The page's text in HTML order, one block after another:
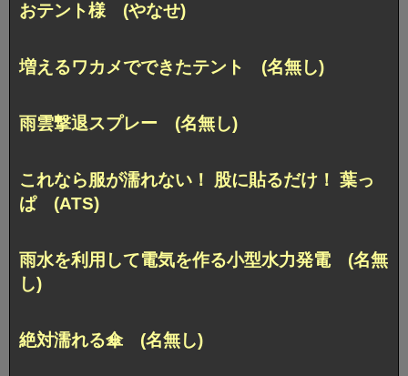
おテント様 (やなせ)
増えるワカメでできたテント (名無し)
雨雲撃退スプレー (名無し)
これなら服が濡れない！ 股に貼るだけ！ 葉っ
ぱ (ATS)
雨水を利用して電気を作る小型水力発電 (名無
し)
絶対濡れる傘 (名無し)